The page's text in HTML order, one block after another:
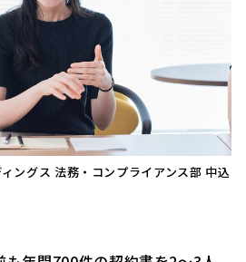
ングス 法務・コンプライアンス部 中込